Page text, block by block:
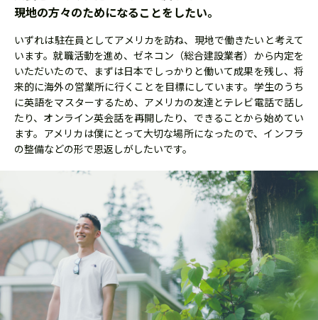
現地の方々のためになることをしたい。
いずれは駐在員としてアメリカを訪ね、現地で働きたいと考えて
います。就職活動を進め、ゼネコン（総合建設業者）から内定を
いただいたので、まずは日本でしっかりと働いて成果を残し、将
来的に海外の営業所に行くことを目標にしています。学生のうち
に英語をマスターするため、アメリカの友達とテレビ電話で話し
たり、オンライン英会話を再開したり、できることから始めてい
ます。アメリカは僕にとって大切な場所になったので、インフラ
の整備などの形で恩返しがしたいです。